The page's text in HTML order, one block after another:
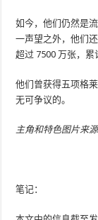
如今，他们仍然是
一声望之外，他们
超过 7500 万张，累
他们曾获得五项格
无可争议的。
主角和特色图片来
笔记：